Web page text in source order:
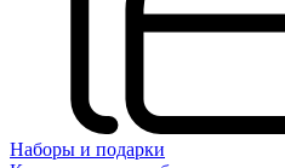
Наборы и подарки